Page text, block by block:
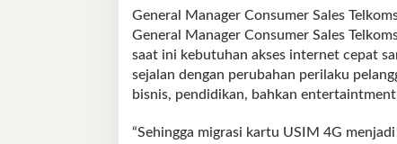
General Manager Consumer Sales
General Manager Consumer Sales
saat ini kebutuhan akses internet cepat
sejalan dengan perubahan perilaku
bisnis, pendidikan, bahkan
“Sehingga migrasi kartu USIM 4G